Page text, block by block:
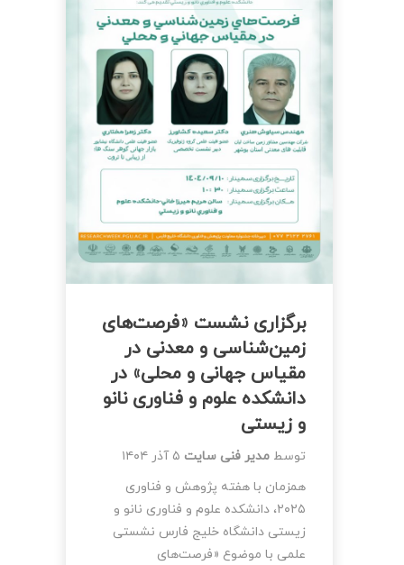
برگزاری نشست «فرصت‌های
زمین‌شناسی و معدنی در
مقیاس جهانی و محلی» در
دانشکده علوم و فناوری نانو
و زیستی
توسط مدیر فنی سایت ۵ آذر ۱۴۰۴
همزمان با هفته پژوهش و فناوری
۲۰۲۵، دانشکده علوم و فناوری نانو و
زیستی دانشگاه خلیج فارس نشستی
علمی با موضوع «فرصت‌های